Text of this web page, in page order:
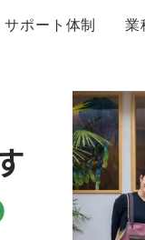
サポート体制 業